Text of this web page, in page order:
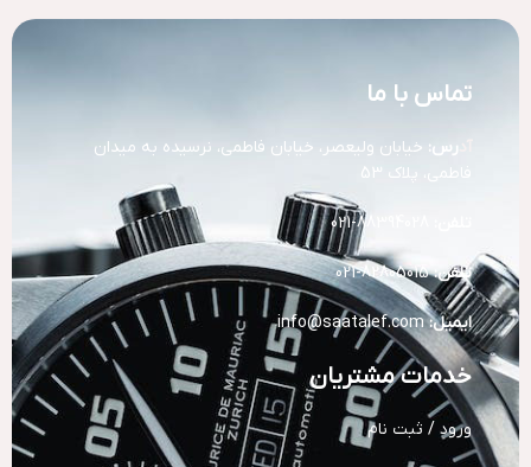
تماس با ما
رس: خیابان ولیعصر، خیابان فاطمی، نرسیده به میدان
فاطمی، پلاک 53
تلفن:82805015-021
ایمیل: info@saatalef.com
خدمات مشتریان
ورود / ثبت نام